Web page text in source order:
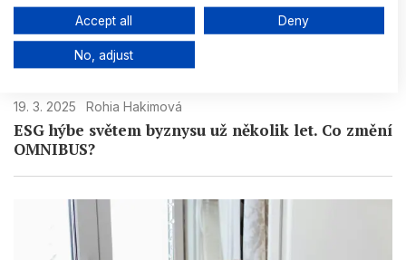
19. 3. 2025 Rohia Hakimová
ESG hýbe světem byznysu už několik let. Co změní
OMNIBUS?
Data may be shared outside of the European Union and send to the
Your consent and the cookie policy applies solely to this
website/app.
We use your data for the following purposes:
IAB processing purposes:
Store and/or access information on a
Use limited data to select advertising
Create profiles for personalised
Accept all Deny
No, adjust